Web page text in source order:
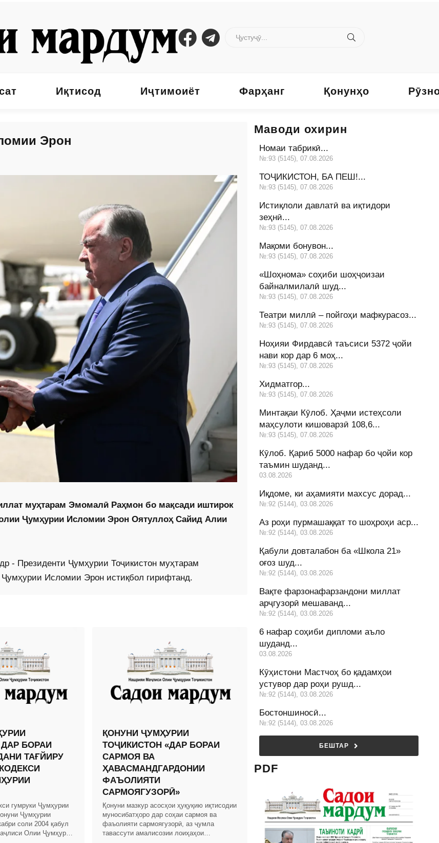
Иқтисод Иҷтимоиёт Фарҳанг Қонунҳо
Эрон
муҳтарам Эмомалӣ Раҳмон бо мақсади иштирок
Ҷумҳурии Исломии Эрон Оятуллоҳ Сайид Алии
- Президенти Ҷумҳурии Тоҷикистон муҳтарам
Исломии Эрон истиқбол гирифтанд.
БОРАИ
ТАҒЙИРУ
гумруки Ҷумҳурии
Ҷумҳурии
соли 2004 қабул
Олии Ҷумҳурии
ҚОНУНИ ҶУМҲУРИИ
ТОҶИКИСТОН «ДАР БОРАИ
САРМОЯ ВА
ҲАВАСМАНДГАРДОНИИ
ФАЪОЛИЯТИ
САРМОЯГУЗОРӢ»
Қонуни мазкур асосҳои ҳуқуқию иқтисодии
муносибатҳоро дар соҳаи сармоя ва
фаъолияти сармоягузорӣ, аз ҷумла
тавассути амалисозии лоиҳаҳои
Маводи охирин
Номаи табрикӣ...
№:93 (5145), 07.08.2026
ТОҶИКИСТОН, БА ПЕШ!...
№:93 (5145), 07.08.2026
Истиқлоли давлатӣ ва иқтидори
зеҳнӣ...
№:93 (5145), 07.08.2026
Мақоми бонувон...
№:93 (5145), 07.08.2026
«Шоҳнома» соҳиби шоҳҷоизаи
байналмилалӣ шуд...
№:93 (5145), 07.08.2026
Театри миллӣ – пойгоҳи мафкурасоз...
№:93 (5145), 07.08.2026
Ноҳияи Фирдавсӣ таъсиси 5372 ҷойи
нави кор дар 6 моҳ...
№:93 (5145), 07.08.2026
Хидматгор...
№:93 (5145), 07.08.2026
Минтақаи Кӯлоб. Ҳаҷми истеҳсоли
маҳсулоти кишоварзӣ 108,6...
№:93 (5145), 07.08.2026
Кӯлоб. Қариб 5000 нафар бо ҷойи кор
таъмин шуданд...
03.08.2026
Иқдоме, ки аҳамияти махсус дорад...
№:92 (5144), 03.08.2026
Аз роҳи пурмашаққат то шоҳроҳи аср...
№:92 (5144), 03.08.2026
Қабули довталабон ба «Школа 21»
оғоз шуд...
№:92 (5144), 03.08.2026
Вақте фарзонафарзандони миллат
арҷгузорӣ мешаванд...
№:92 (5144), 03.08.2026
6 нафар соҳиби дипломи аъло
шуданд...
03.08.2026
Кӯҳистони Мастчоҳ бо қадамҳои
устувор дар роҳи рушд...
№:92 (5144), 03.08.2026
Бостоншиносӣ...
№:92 (5144), 03.08.2026
БЕШТАР
PDF